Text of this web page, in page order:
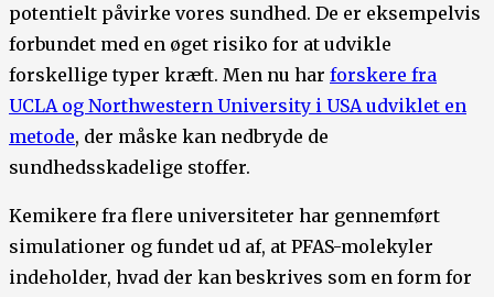
potentielt påvirke vores sundhed. De er eksempelvis
forbundet med en øget risiko for at udvikle
forskellige typer kræft. Men nu har forskere fra
UCLA og Northwestern University i USA udviklet en
metode, der måske kan nedbryde de
sundhedsskadelige stoffer.
Kemikere fra flere universiteter har gennemført
simulationer og fundet ud af, at PFAS-molekyler
indeholder, hvad der kan beskrives som en form for